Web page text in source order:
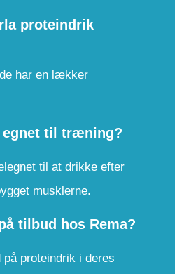
proteindrik
har en lækker
egnet til træning?
til at drikke efter
musklerne.
tilbud hos Rema?
proteindrik i deres